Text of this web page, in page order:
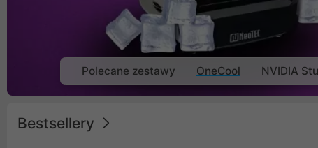
Polecane zestawy OneCool NVIDIA
Bestsellery